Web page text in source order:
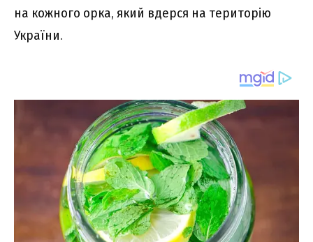
на кожного орка, який вдерся на територію
України.